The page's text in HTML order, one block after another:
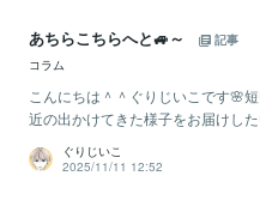
あちらこちらへと🚙～
記事
コラム
こんにちは＾＾ぐりじいこです🌸
近の出かけてきた様子をお届けし
ぐりじいこ
2025/11/11 12:52